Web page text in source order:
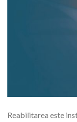
Reabilitarea este